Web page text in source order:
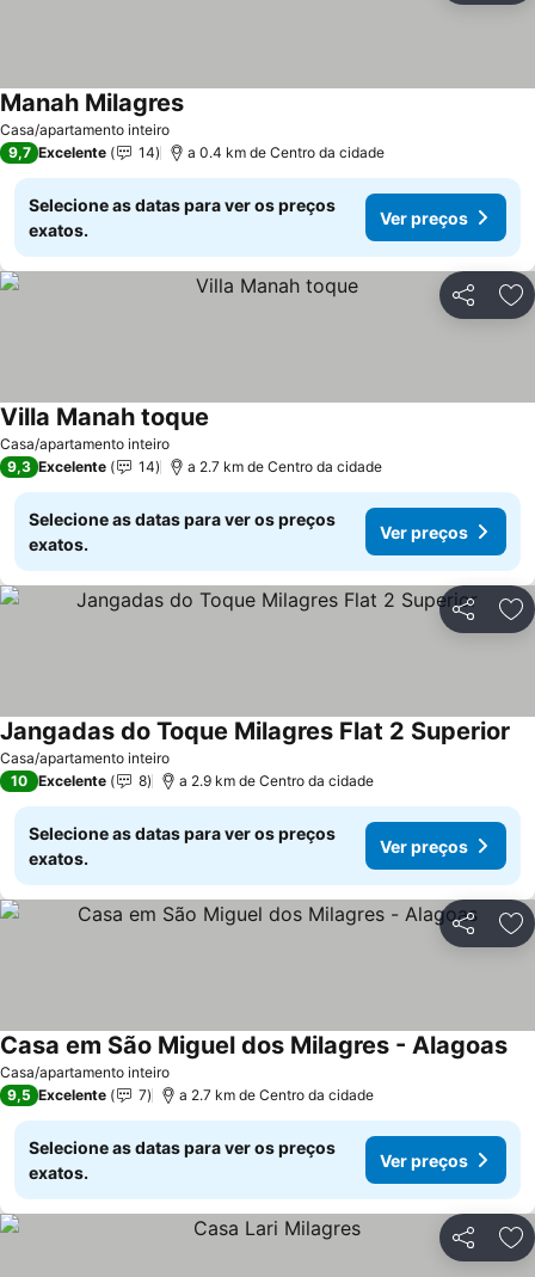
Casa/apartamento inteiro
Manah MilagresVer preços
9,7 Excelente 14 a 0.4 km de Centro da cidade
Selecione as datas para ver os preços
exatos.
Ver preços
Partilhar
Casa/apartamento inteiro
Villa Manah toque
9,3 Excelente 14 a 2.7 km de Centro da cidade
Selecione as datas para ver os preços
exatos.
Ver preços
Partilhar
Casa/apartamento inteiro
Jangadas do Toque Milagres Flat 2 Superior
10 Excelente 8 a 2.9 km de Centro da cidade
Selecione as datas para ver os preços
exatos.
Ver preços
Partilhar
Casa/apartamento inteiro
Casa em São Miguel dos Milagres - Alagoas
9,5 Excelente 7 a 2.7 km de Centro da cidade
Selecione as datas para ver os preços
exatos.
Ver preços
Partilhar